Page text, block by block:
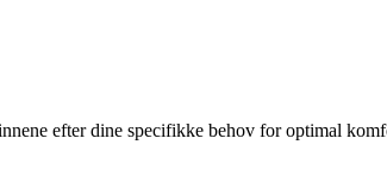
efter dine specifikke behov for optimal